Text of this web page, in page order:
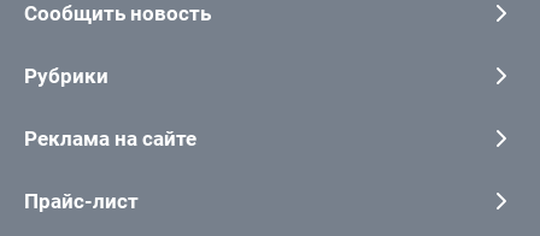
Сообщить новость
Рубрики
Реклама на сайте
Прайс-лист